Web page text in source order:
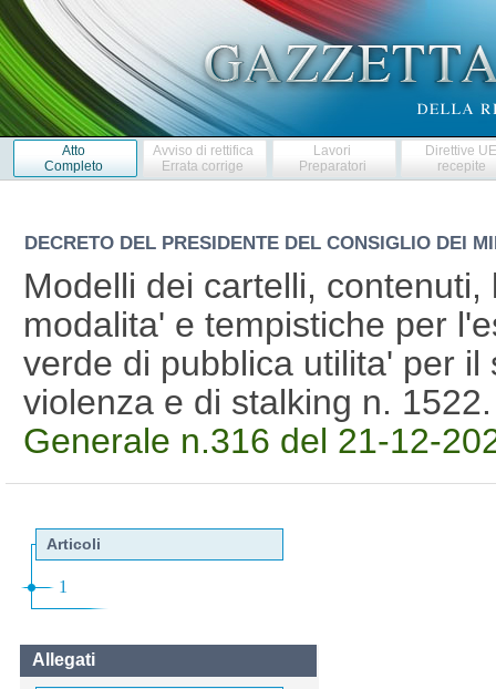
Atto
Completo
Avviso di rettifica
Errata corrige
Lavori
Preparatori
Direttive
recepite
DECRETO DEL PRESIDENTE DEL CONSIGLIO DEI
Modelli dei cartelli,
modalita' e tempistiche per
verde di pubblica utilita' per
violenza e di stalking n.
Generale n.316 del 21-12-